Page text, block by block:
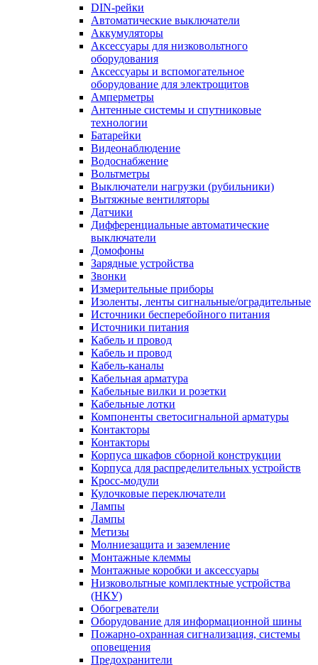
DIN-рейки
Автоматические выключатели
Аккумуляторы
Аксессуары для низковольтного
оборудования
Аксессуары и вспомогательное
оборудование для электрощитов
Амперметры
Антенные системы и спутниковые
технологии
Батарейки
Видеонаблюдение
Водоснабжение
Вольтметры
Выключатели нагрузки (рубильники)
Вытяжные вентиляторы
Датчики
Дифференциальные автоматические
выключатели
Домофоны
Зарядные устройства
Звонки
Измерительные приборы
Изоленты, ленты сигнальные/оградительные
Источники бесперебойного питания
Источники питания
Кабель и провод
Кабель и провод
Кабель-каналы
Кабельная арматура
Кабельные вилки и розетки
Кабельные лотки
Компоненты светосигнальной арматуры
Контакторы
Контакторы
Корпуса шкафов сборной конструкции
Корпуса для распределительных устройств
Кросс-модули
Кулочковые переключатели
Лампы
Лампы
Метизы
Молниезащита и заземление
Монтажные клеммы
Монтажные коробки и аксессуары
Низковольтные комплектные устройства
(НКУ)
Обогреватели
Оборудование для информационной шины
Пожарно-охранная сигнализация, системы
оповещения
Предохранители